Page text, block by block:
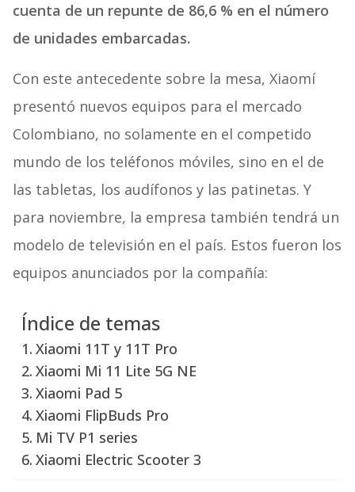
cuenta de un repunte de 86,6 % en el número
de unidades embarcadas.
Con este antecedente sobre la mesa, Xiaomí
presentó nuevos equipos para el mercado
Colombiano, no solamente en el competido
mundo de los teléfonos móviles, sino en el de
las tabletas, los audífonos y las patinetas. Y
para noviembre, la empresa también tendrá un
modelo de televisión en el país. Estos fueron los
equipos anunciados por la compañía:
Índice de temas
Xiaomi 11T y 11T Pro
Xiaomi Mi 11 Lite 5G NE
Xiaomi Pad 5
Xiaomi FlipBuds Pro
Mi TV P1 series
Xiaomi Electric Scooter 3